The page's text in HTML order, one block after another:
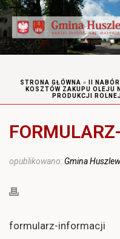
STRONA GŁÓWNA »
II
KOSZTÓW ZAKUPU OLEJU
PRODUKCJI
opublikowano: Gmina Huszlew
formularz-informacji